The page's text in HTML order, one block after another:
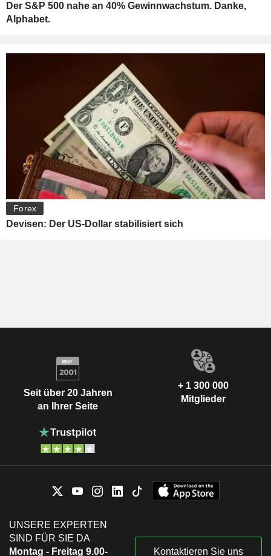
Der S&P 500 nahe an 40% Gewinnwachstum. Danke,
Alphabet.
Forex
Devisen: Der US-Dollar stabilisiert sich
Seit über 20 Jahren
an Ihrer Seite
+ 1 300 000
Mitglieder
UNSERE EXPERTEN
SIND FÜR SIE DA
Montag - Freitag 9.00-
Kontaktieren Sie uns